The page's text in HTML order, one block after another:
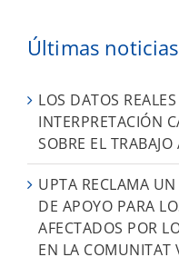
Últimas noticias
LOS DATOS
INTERPRETACIÓN
SOBRE EL
UPTA RECLAMA
DE APOYO PARA
AFECTADOS POR
EN LA COMUNITAT